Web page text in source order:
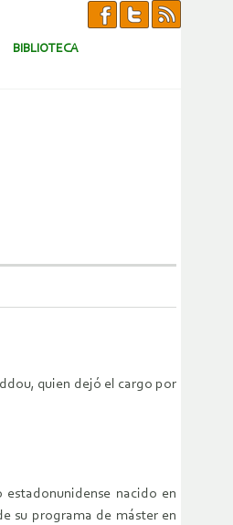
BIBLIOTECA
quien dejó el cargo por
nacido en
su programa de máster en